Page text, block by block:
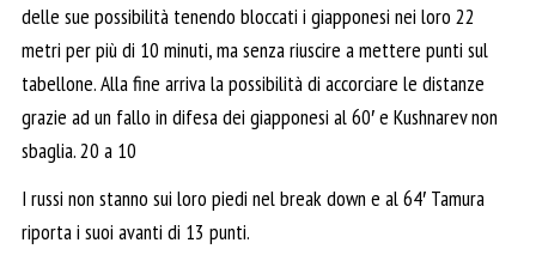
delle sue possibilità tenendo bloccati i giapponesi nei loro 22
metri per più di 10 minuti, ma senza riuscire a mettere punti sul
tabellone. Alla fine arriva la possibilità di accorciare le distanze
grazie ad un fallo in difesa dei giapponesi al 60′ e Kushnarev non
sbaglia. 20 a 10
I russi non stanno sui loro piedi nel break down e al 64′ Tamura
riporta i suoi avanti di 13 punti.